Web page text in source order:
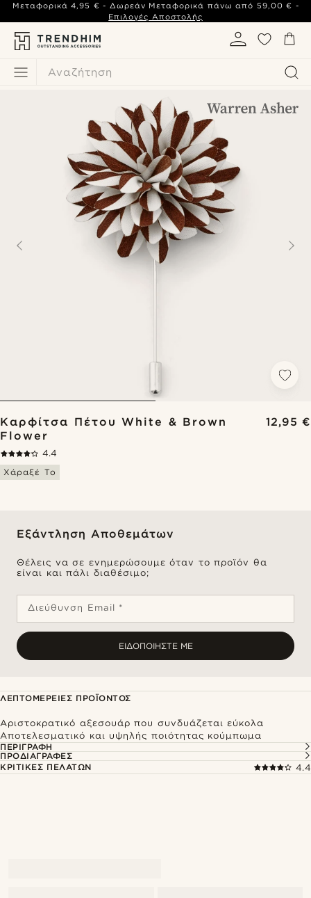
Αναζήτηση
Μεταφορικά 4,95 € - Δωρεάν Μεταφορικά πάνω από 59,00 € -
Επιλογές Αποστολής
Καρφίτσα Πέτου White & Brown
Flower
12,95 €
4.4
Χάραξέ Το
Εξάντληση Αποθεμάτων
Θέλεις να σε ενημερώσουμε όταν το προϊόν θα
είναι και πάλι διαθέσιμο;
Διεύθυνση Email *
ΕΙΔΟΠΟΙΉΣΤΕ ΜΕ
ΛΕΠΤΟΜΈΡΕΙΕΣ ΠΡΟΪΌΝΤΟΣ
Αριστοκρατικό αξεσουάρ που συνδυάζεται εύκολα
Αποτελεσματικό και υψηλής ποιότητας κούμπωμα
ΠΕΡΙΓΡΑΦΉ
ΠΡΟΔΙΑΓΡΑΦΈΣ
ΚΡΙΤΙΚΈΣ ΠΕΛΑΤΏΝ
4.4